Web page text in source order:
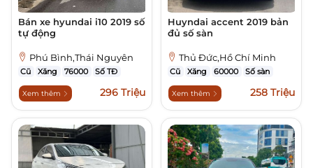
Bán xe hyundai i10 2019 số
tự động
Phú Bình,Thái Nguyên
Cũ Xăng 76000 Số TĐ
Xem thêm 296 Triệu
Huyndai accent 2019 bản
đủ số sàn
Thủ Đức,Hồ Chí Minh
Cũ Xăng 60000 Số sàn
Xem thêm 258 Triệu